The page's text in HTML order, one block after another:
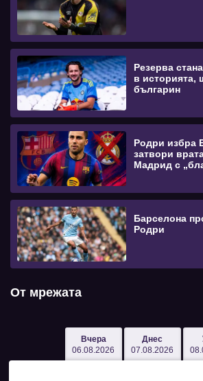
Резерва
в историята,
българин
Родри избра
затвори
Мадрид с
Барселона
Родри
От мрежата
Вчера
06.08.2026
Днес
07.08.2026